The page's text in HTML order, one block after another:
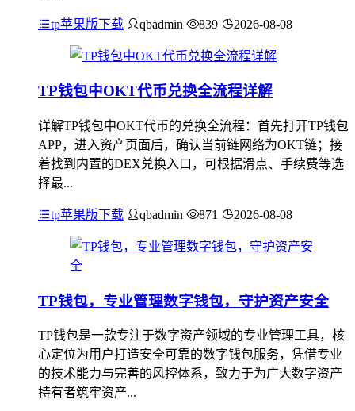
tp苹果版下载 qbadmin 839 2026-08-08
TP钱包中OKT代币兑换全流程详解
详解TP钱包中OKT代币的兑换全流程：首先打开TP钱包
APP，进入资产页面后，确认当前链网络为OKT链；接
着找到内置的DEX兑换入口，可根据滑点、手续费等选
择最...
tp苹果版下载 qbadmin 871 2026-08-08
TP钱包，专业管理数字钱包，守护资产安全
TP钱包是一款专注于数字资产领域的专业管理工具，核
心定位为用户打造安全可靠的数字钱包服务，凭借专业
的技术能力与完善的风控体系，致力于为广大数字资产
持有者筑牢资产...